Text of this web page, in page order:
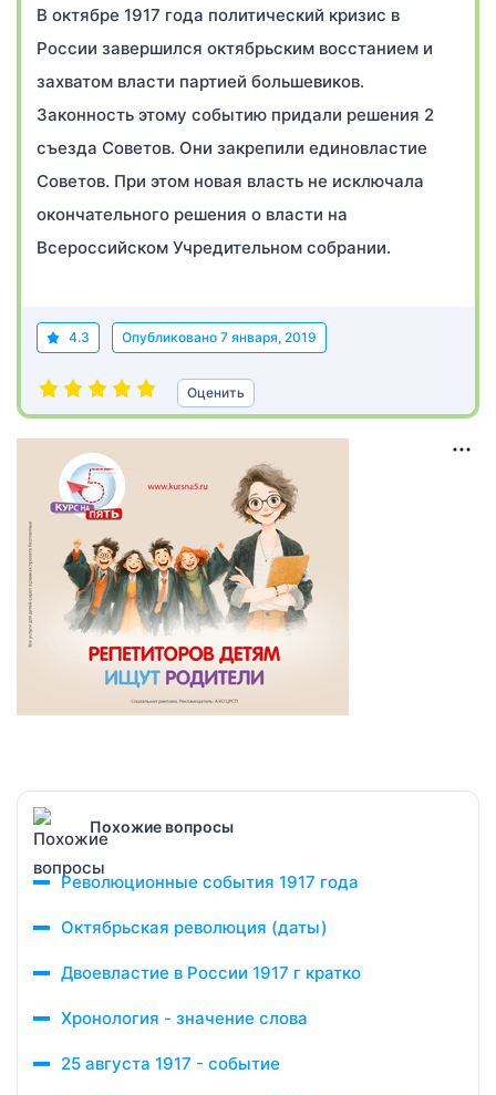
В октябре 1917 года политический кризис в
России завершился октябрьским восстанием и
захватом власти партией большевиков.
Законность этому событию придали решения 2
съезда Советов. Они закрепили единовластие
Советов. При этом новая власть не исключала
окончательного решения о власти на
Всероссийском Учредительном собрании.
4.3 Опубликовано 7 января, 2019
Оценить
Похожие вопросы
Революционные события 1917 года
Октябрьская революция (даты)
Двоевластие в России 1917 г кратко
Хронология - значение слова
25 августа 1917 - событие